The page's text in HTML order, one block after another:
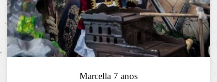
Marcella 7 anos